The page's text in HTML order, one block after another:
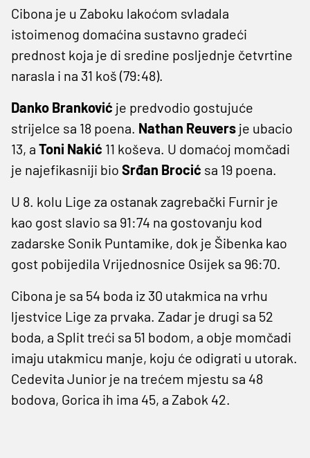
Cibona je u Zaboku lakoćom svladala
istoimenog domaćina sustavno gradeći
prednost koja je di sredine posljednje četvrtine
narasla i na 31 koš (79:48).
Danko Branković je predvodio gostujuće
strijelce sa 18 poena. Nathan Reuvers je ubacio
13, a Toni Nakić 11 koševa. U domaćoj momčadi
je najefikasniji bio Srđan Brocić sa 19 poena.
U 8. kolu Lige za ostanak zagrebački Furnir je
kao gost slavio sa 91:74 na gostovanju kod
zadarske Sonik Puntamike, dok je Šibenka kao
gost pobijedila Vrijednosnice Osijek sa 96:70.
Cibona je sa 54 boda iz 30 utakmica na vrhu
ljestvice Lige za prvaka. Zadar je drugi sa 52
boda, a Split treći sa 51 bodom, a obje momčadi
imaju utakmicu manje, koju će odigrati u utorak.
Cedevita Junior je na trećem mjestu sa 48
bodova, Gorica ih ima 45, a Zabok 42.